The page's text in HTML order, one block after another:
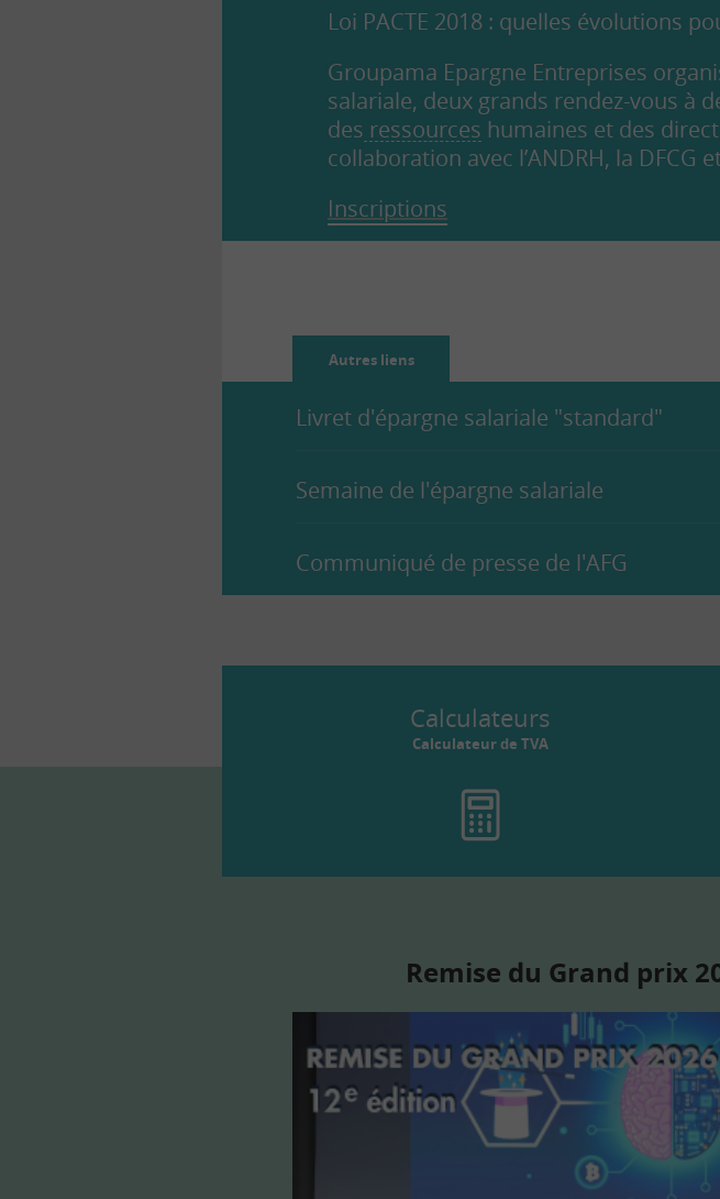
Loi PACTE 2018 : quelles évolutions
Groupama Epargne Entreprises
salariale, deux grands rendez-vous à
des ressources humaines et des
collaboration avec l’ANDRH, la DFCG
Inscriptions
Autres liens
Livret d'épargne salariale "standard"
Semaine de l'épargne salariale
Communiqué de presse de l'AFG
Calculateurs
Calculateur de TVA
Remise du Grand prix